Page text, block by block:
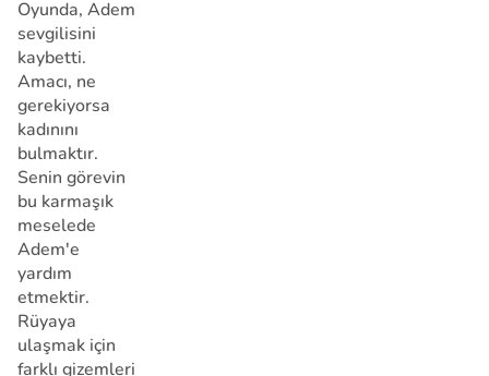
Oyunda, Adem
sevgilisini
kaybetti.
Amacı, ne
gerekiyorsa
kadınını
bulmaktır.
Senin görevin
bu karmaşık
meselede
Adem'e
yardım
etmektir.
Rüyaya
ulaşmak için
farklı gizemleri